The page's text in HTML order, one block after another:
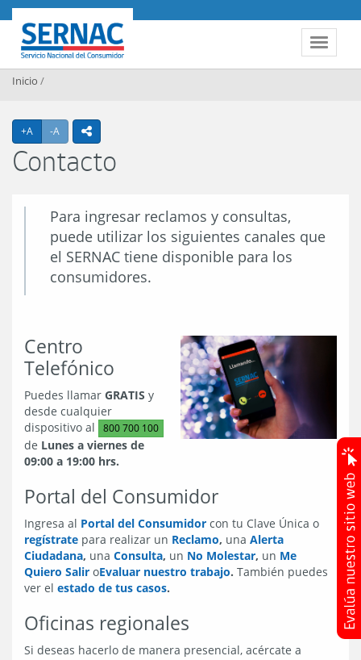
Contenido principal
Toggle
SERNAC
Inicio /
+A Agrandar texto
-A Achicar textoicono compartir
Contacto
Para ingresar reclamos y consultas,
puede utilizar los siguientes canales que
el SERNAC tiene disponible para los
consumidores.
Centro
Telefónico
Puedes llamar GRATIS y
desde cualquier
dispositivo al
800 700 100
de Lunes a viernes de
09:00 a 19:00 hrs.
Portal del Consumidor
Ingresa al Portal del Consumidor con tu Clave Única o
regístrate para realizar un Reclamo, una Alerta
Ciudadana, una Consulta, un No Molestar, un Me
Quiero Salir oEvaluar nuestro trabajo. También puedes
ver el estado de tus casos.
Oficinas regionales
Si deseas hacerlo de manera presencial, acércate a